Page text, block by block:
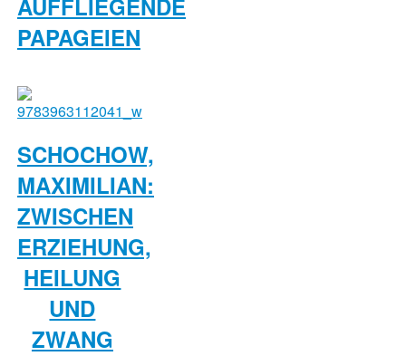
PAPAGEIEN
SCHOCHOW,
MAXIMILIAN:
ZWISCHEN
ERZIEHUNG,
HEILUNG
UND
ZWANG